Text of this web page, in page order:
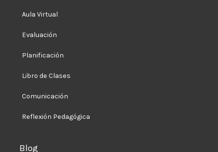
Aula Virtual
Evaluación
Planificación
Libro de Clases
Comunicación
Reflexión Pedagógica
Blog